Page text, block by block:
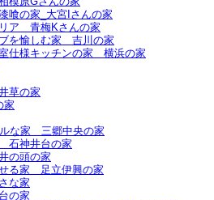
喰の家_大宮Iさんの家
ア＿青梅Kさんの家
を愉しむ家＿吉川の家
仕様キッチンの家＿横浜の家
草の家
家
な家＿三郷中央の家
石神井台の家
の頭の家
る家＿足立伊興の家
な家
の家